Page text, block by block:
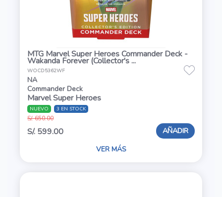
MTG Marvel Super Heroes Commander Deck -
Wakanda Forever (Collector's ...
WOCD5362WF
NA
Commander Deck
Marvel Super Heroes
NUEVO 3 EN STOCK
S/. 650.00
S/. 599.00 AÑADIR
VER MÁS